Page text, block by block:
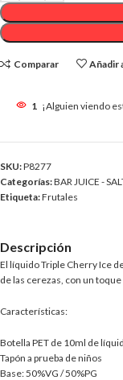
Comparar Añadir
1 ¡Alguien viendo
SKU:P8277
Categorías:BAR JUICE -
Etiqueta:Frutales
Descripción
El líquido Triple Cherry Ice
de las cerezas, con un
Características:
Botella PET de 10ml de
Tapón a prueba de niños
Base: 50%VG / 50%PG